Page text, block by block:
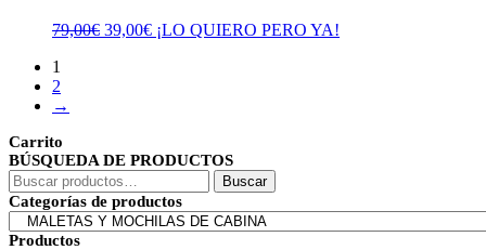
79,00€ El
39,00€El¡LO QUIERO PERO YA!
1
2
→
Carrito
BÚSQUEDA DE PRODUCTOS
Buscar
por:
Buscar
Categorías de productos
Productos